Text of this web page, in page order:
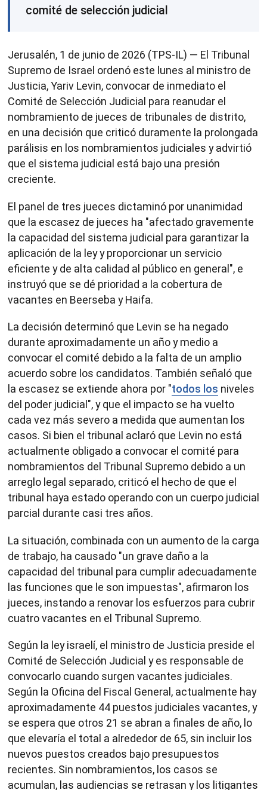
comité de selección judicial
Jerusalén, 1 de junio de 2026 (TPS-IL) — El Tribunal
Supremo de Israel ordenó este lunes al ministro de
Justicia, Yariv Levin, convocar de inmediato el
Comité de Selección Judicial para reanudar el
nombramiento de jueces de tribunales de distrito,
en una decisión que criticó duramente la prolongada
parálisis en los nombramientos judiciales y advirtió
que el sistema judicial está bajo una presión
creciente.
El panel de tres jueces dictaminó por unanimidad
que la escasez de jueces ha "afectado gravemente
la capacidad del sistema judicial para garantizar la
aplicación de la ley y proporcionar un servicio
eficiente y de alta calidad al público en general", e
instruyó que se dé prioridad a la cobertura de
vacantes en Beerseba y Haifa.
La decisión determinó que Levin se ha negado
durante aproximadamente un año y medio a
convocar el comité debido a la falta de un amplio
acuerdo sobre los candidatos. También señaló que
la escasez se extiende ahora por "todos los niveles
del poder judicial", y que el impacto se ha vuelto
cada vez más severo a medida que aumentan los
casos. Si bien el tribunal aclaró que Levin no está
actualmente obligado a convocar el comité para
nombramientos del Tribunal Supremo debido a un
arreglo legal separado, criticó el hecho de que el
tribunal haya estado operando con un cuerpo judicial
parcial durante casi tres años.
La situación, combinada con un aumento de la carga
de trabajo, ha causado "un grave daño a la
capacidad del tribunal para cumplir adecuadamente
las funciones que le son impuestas", afirmaron los
jueces, instando a renovar los esfuerzos para cubrir
cuatro vacantes en el Tribunal Supremo.
Según la ley israelí, el ministro de Justicia preside el
Comité de Selección Judicial y es responsable de
convocarlo cuando surgen vacantes judiciales.
Según la Oficina del Fiscal General, actualmente hay
aproximadamente 44 puestos judiciales vacantes, y
se espera que otros 21 se abran a finales de año, lo
que elevaría el total a alrededor de 65, sin incluir los
nuevos puestos creados bajo presupuestos
recientes. Sin nombramientos, los casos se
acumulan, las audiencias se retrasan y los litigantes